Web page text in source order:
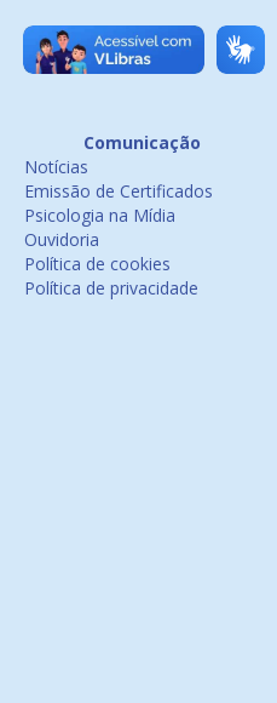
Comunicação
Notícias
Emissão de Certificados
Psicologia na Mídia
Ouvidoria
Política de cookies
Política de privacidade